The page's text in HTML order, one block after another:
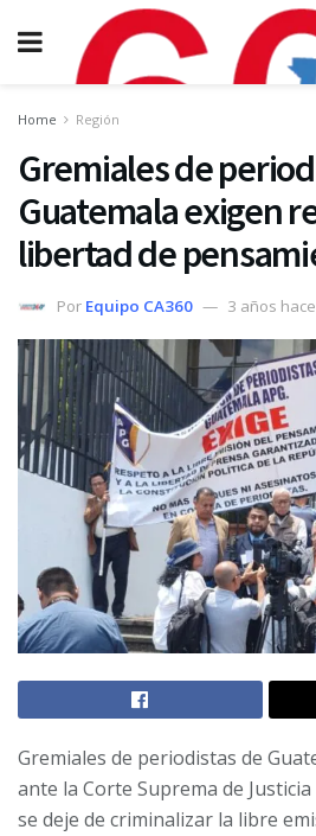
Home Región
Gremiales de
Guatemala exigen
libertad de
Por Equipo CA360 3 años hace
Gremiales de periodistas de
ante la Corte Suprema de
se deje de criminalizar la libre